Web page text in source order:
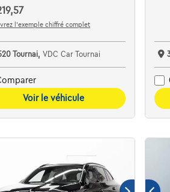
l’exemple chiffré complet
Tournai,VDC Car Tournai
Voir le véhicule